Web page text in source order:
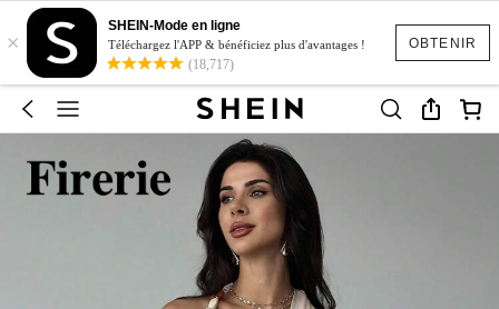
OBTENIR
×
SHEIN-Mode en ligne
Téléchargez l'APP & bénéficiez plus d'avantages !
(18,717)